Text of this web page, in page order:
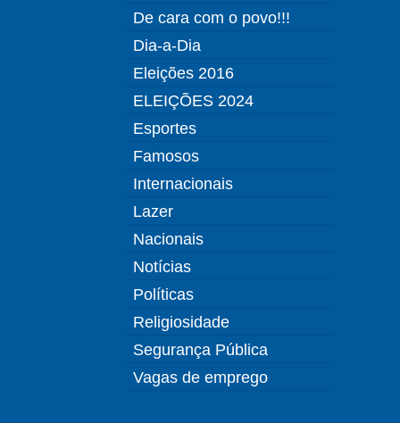
De cara com o povo!!!
Dia-a-Dia
Eleições 2016
ELEIÇÕES 2024
Esportes
Famosos
Internacionais
Lazer
Nacionais
Notícias
Políticas
Religiosidade
Segurança Pública
Vagas de emprego